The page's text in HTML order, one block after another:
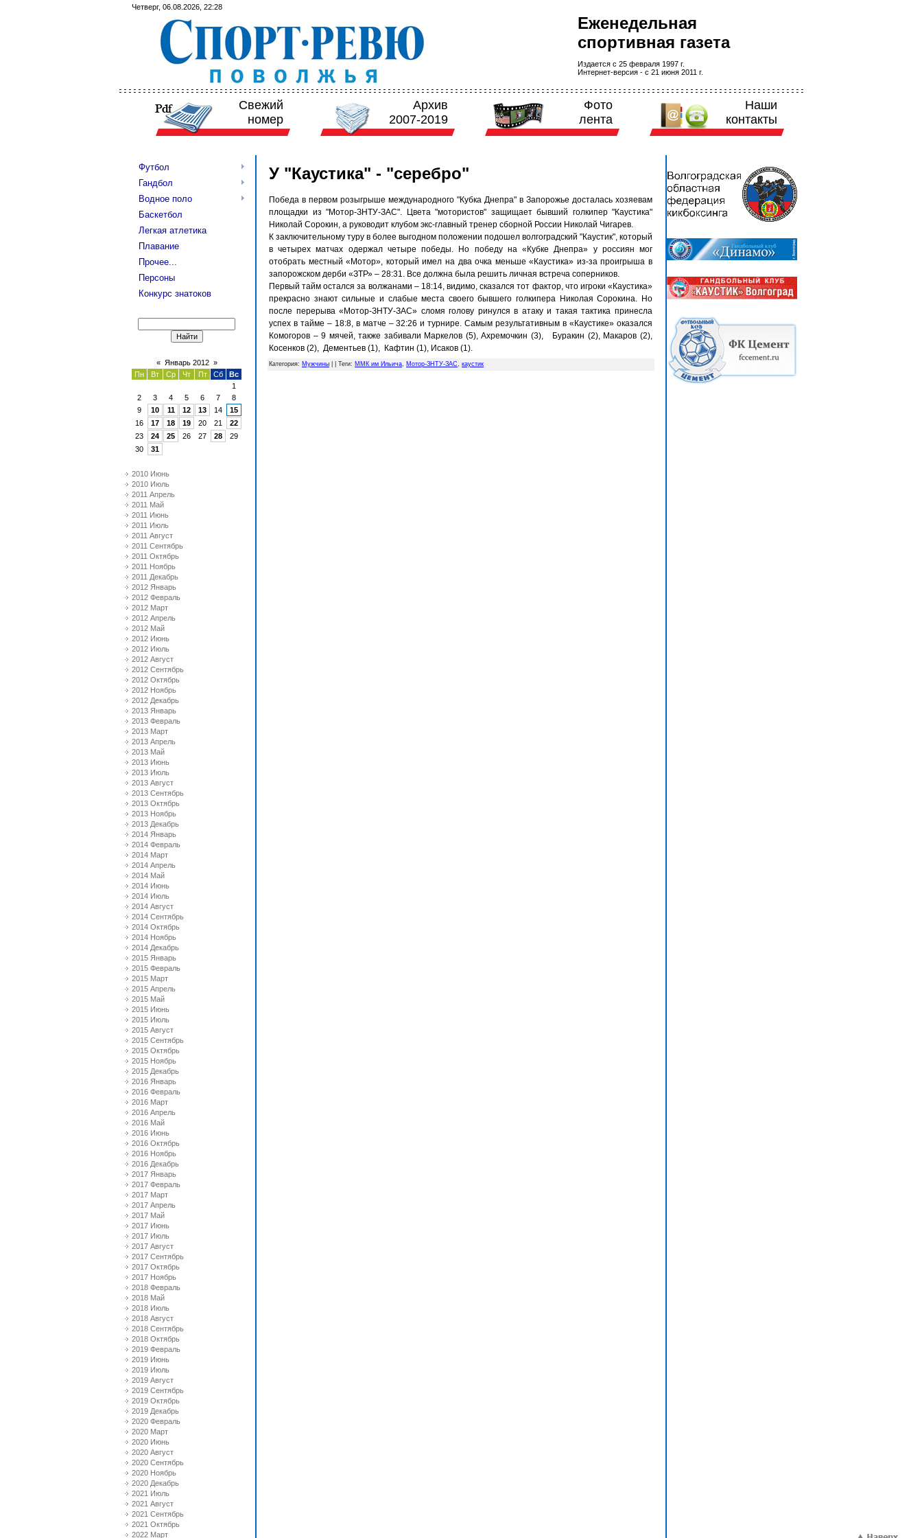
Четверг, 06.08.2026, 22:28
Еженедельная
спортивная газета
Издается с 25 февраля 1997 г.
Интернет-версия - с 21 июня 2011 г.
Свежий
номер
Архив
2007-2019
Фото
лента
Наши
контакты
Футбол
Гандбол
Водное поло
Баскетбол
Легкая атлетика
Плавание
Прочее...
Персоны
Конкурс знатоков
« Январь 2012 »
Пн
Вт Ср Чт Пт Сб
Вс
1
2
3 4 5 6 7
8
9
10 11 12 13 14
15
16
17 18 19 20 21
22
23
24 25 26 27 28
29
30
31
2010 Июнь
2010 Июль
2011 Апрель
2011 Май
2011 Июнь
2011 Июль
2011 Август
2011 Сентябрь
2011 Октябрь
2011 Ноябрь
2011 Декабрь
2012 Январь
2012 Февраль
2012 Март
2012 Апрель
2012 Май
2012 Июнь
2012 Июль
2012 Август
2012 Сентябрь
2012 Октябрь
2012 Ноябрь
2012 Декабрь
2013 Январь
2013 Февраль
2013 Март
2013 Апрель
2013 Май
2013 Июнь
2013 Июль
2013 Август
2013 Сентябрь
2013 Октябрь
2013 Ноябрь
2013 Декабрь
2014 Январь
2014 Февраль
2014 Март
2014 Апрель
2014 Май
2014 Июнь
2014 Июль
2014 Август
2014 Сентябрь
2014 Октябрь
2014 Ноябрь
2014 Декабрь
2015 Январь
2015 Февраль
2015 Март
2015 Апрель
2015 Май
2015 Июнь
2015 Июль
2015 Август
2015 Сентябрь
2015 Октябрь
2015 Ноябрь
2015 Декабрь
2016 Январь
2016 Февраль
2016 Март
2016 Апрель
2016 Май
2016 Июнь
2016 Октябрь
2016 Ноябрь
2016 Декабрь
2017 Январь
2017 Февраль
2017 Март
2017 Апрель
2017 Май
2017 Июнь
2017 Июль
2017 Август
2017 Сентябрь
2017 Октябрь
2017 Ноябрь
2018 Февраль
2018 Май
2018 Июль
2018 Август
2018 Сентябрь
2018 Октябрь
2019 Февраль
2019 Июнь
2019 Июль
2019 Август
2019 Сентябрь
2019 Октябрь
2019 Декабрь
2020 Февраль
2020 Март
2020 Июнь
2020 Август
2020 Сентябрь
2020 Ноябрь
2020 Декабрь
2021 Июль
2021 Август
2021 Сентябрь
2021 Октябрь
2022 Март
У "Каустика" - "серебро"
Победа в первом розыгрыше международного "Кубка Днепра" в Запорожье досталась хозяевам
площадки из "Мотор-ЗНТУ-ЗАС". Цвета "мотористов" защищает бывший голкипер "Каустика"
Николай Сорокин, а руководит клубом экс-главный тренер сборной России Николай Чигарев.
К заключительному туру в более выгодном положении подошел волгоградский "Каустик", который
в четырех матчах одержал четыре победы. Но победу на «Кубке Днепра» у россиян мог
отобрать местный «Мотор», который имел на два очка меньше «Каустика» из-за проигрыша в
запорожском дерби «ЗТР» – 28:31. Все должна была решить личная встреча соперников.
Первый тайм остался за волжанами – 18:14, видимо, сказался тот фактор, что игроки «Каустика»
прекрасно знают сильные и слабые места своего бывшего голкипера Николая Сорокина. Но
после перерыва «Мотор-ЗНТУ-ЗАС» сломя голову ринулся в атаку и такая тактика принесла
успех в тайме – 18:8, в матче – 32:26 и турнире. Самым результативным в «Каустике» оказался
Комогоров – 9 мячей, также забивали Маркелов (5), Ахремочкин (3), Буракин (2), Макаров (2),
Косенков (2), Дементьев (1), Кафтин (1), Исаков (1).
Категория: Мужчины Теги: ММК им Ильича, Мотор-ЗНТУ-ЗАС, каустик